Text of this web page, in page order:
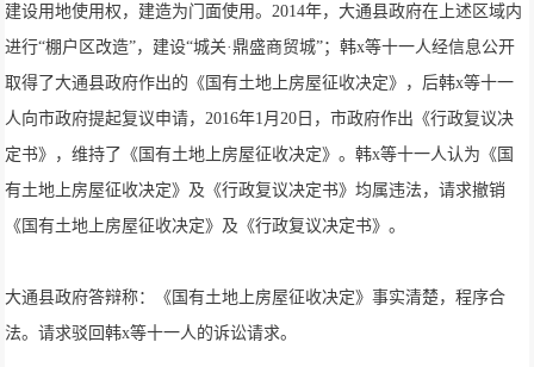
建设用地使用权，建造为门面使用。2014年，大通县政府在上述区域内
进行“棚户区改造”，建设“城关·鼎盛商贸城”；韩x等十一人经信息公开
取得了大通县政府作出的《国有土地上房屋征收决定》，后韩x等十一
人向市政府提起复议申请，2016年1月20日，市政府作出《行政复议决
定书》，维持了《国有土地上房屋征收决定》。韩x等十一人认为《国
有土地上房屋征收决定》及《行政复议决定书》均属违法，请求撤销
《国有土地上房屋征收决定》及《行政复议决定书》。
大通县政府答辩称：《国有土地上房屋征收决定》事实清楚，程序合
法。请求驳回韩x等十一人的诉讼请求。